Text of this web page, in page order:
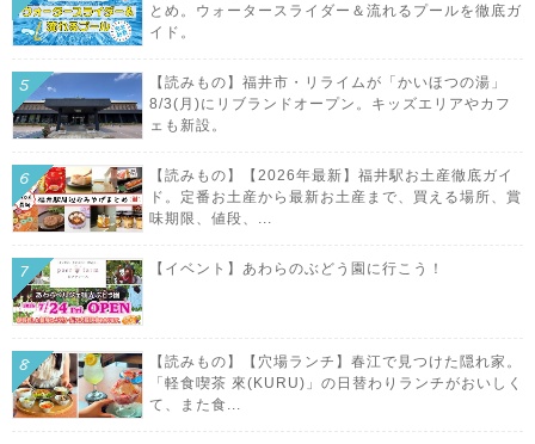
とめ。ウォータースライダー＆流れるプールを徹底ガ
イド。
【読みもの】福井市・リライムが「かいほつの湯」
8/3(月)にリブランドオープン。キッズエリアやカフ
ェも新設。
【読みもの】【2026年最新】福井駅お土産徹底ガイ
ド。定番お土産から最新お土産まで、買える場所、賞
味期限、値段、...
【イベント】あわらのぶどう園に行こう！
【読みもの】【穴場ランチ】春江で見つけた隠れ家。
「軽食喫茶 來(KURU)」の日替わりランチがおいしく
て、また食...